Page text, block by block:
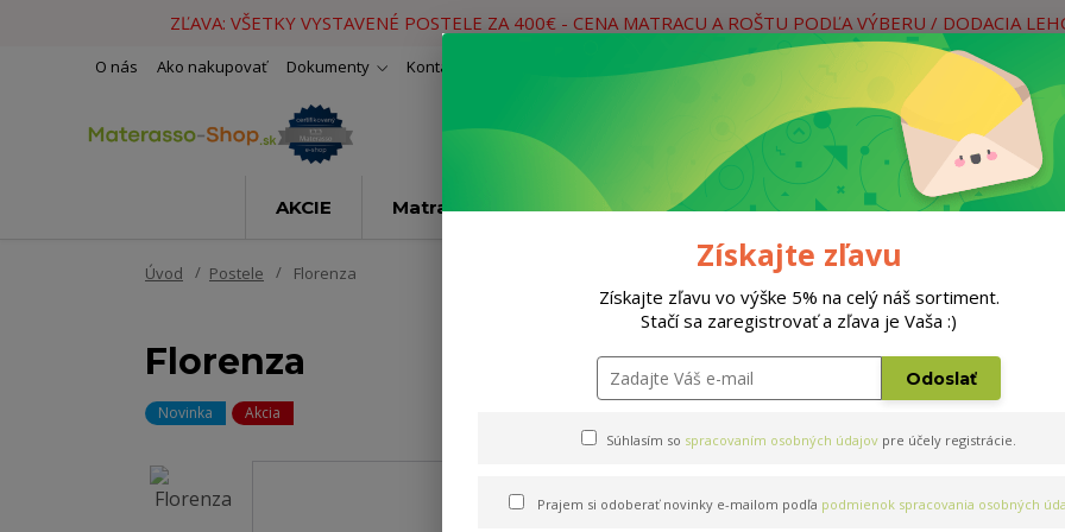
ZĽAVA: VŠETKY VYSTAVENÉ POSTELE ZA 400€ - CENA MATRACU A ROŠTU PODĽA VÝBERU / DODACIA
O nás Ako nakupovať Dokumenty Kontakty
Hľadať
Neviete si rady? Zavolajte.
AKCIE Matrace Rošty Doplnky Postele
Úvod Postele Florenza
Florenza
Novinka Akcia
Získajte zľavu
Získajte zľavu vo výške 5% na celý náš sortiment.
Stačí sa zaregistrovať a zľava je Vaša :)
Odoslať
Súhlasím so spracovaním osobných údajov pre účely registrácie.
Prajem si odoberať novinky e-mailom podľa podmienok spracovania osobných